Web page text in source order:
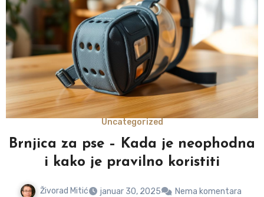
Uncategorized
Brnjica za pse – Kada je neophodna
i kako je pravilno koristiti
Živorad Mitić januar 30, 2025 Nema komentara